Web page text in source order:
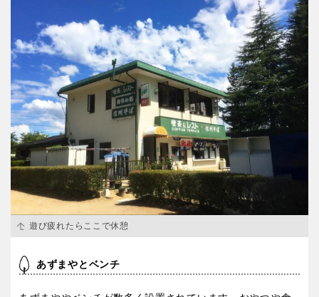
特徴で探す
遊び疲れたらここで休憩
あずまやとベンチ